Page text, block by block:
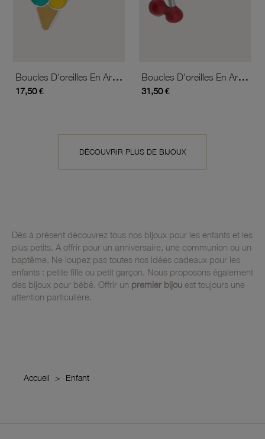
Boucles D'oreilles En Argent Rhodié Et Laque, Glace
17,50 €
Boucles D'oreilles En Argent Rhodié Et Laque,cerises
31,50 €
DÉCOUVRIR PLUS DE BIJOUX
Dès à présent découvrez tous nos bijoux pour les enfants et les
plus petits. A offrir pour un anniversaire, une communion ou un
baptême. Ne loupez pas toutes nos idées cadeaux pour les
enfants : petite fille ou petit garçon. Nous proposons également
des bijoux pour bébé. Offrir un premier bijou est toujours une
attention particulière.
Accueil Enfant